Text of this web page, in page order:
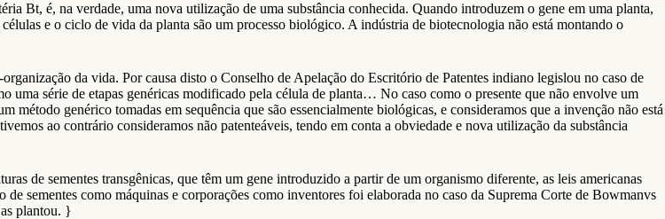
Bt, é, na verdade, uma nova utilização de uma substância conhecida. Quando introduzem o gene em uma planta,
e o ciclo de vida da planta são um processo biológico. A indústria de biotecnologia não está montando o
da vida. Por causa disto o Conselho de Apelação do Escritório de Patentes indiano legislou no caso de
série de etapas genéricas modificado pela célula de planta… No caso como o presente que não envolve um
genérico tomadas em sequência que são essencialmente biológicas, e consideramos que a invenção não está
ao contrário consideramos não patenteáveis, tendo em conta a obviedade e nova utilização da substância
de sementes transgênicas, que têm um gene introduzido a partir de um organismo diferente, as leis americanas
sementes como máquinas e corporações como inventores foi elaborada no caso da Suprema Corte de Bowmanvs
plantou. }